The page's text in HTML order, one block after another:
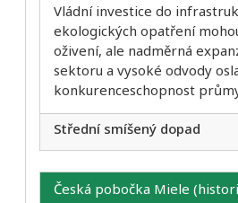
Vládní investice do
ekologických opatření
oživení, ale nadměrná
sektoru a vysoké odvody
konkurenceschopnost
Střední smíšený dopad
Česká pobočka Miele